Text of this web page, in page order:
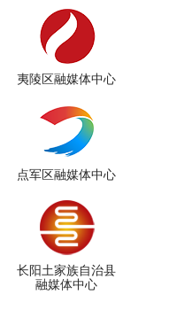
夷陵区融媒体中心
点军区融媒体中心
长阳土家族自治县
融媒体中心